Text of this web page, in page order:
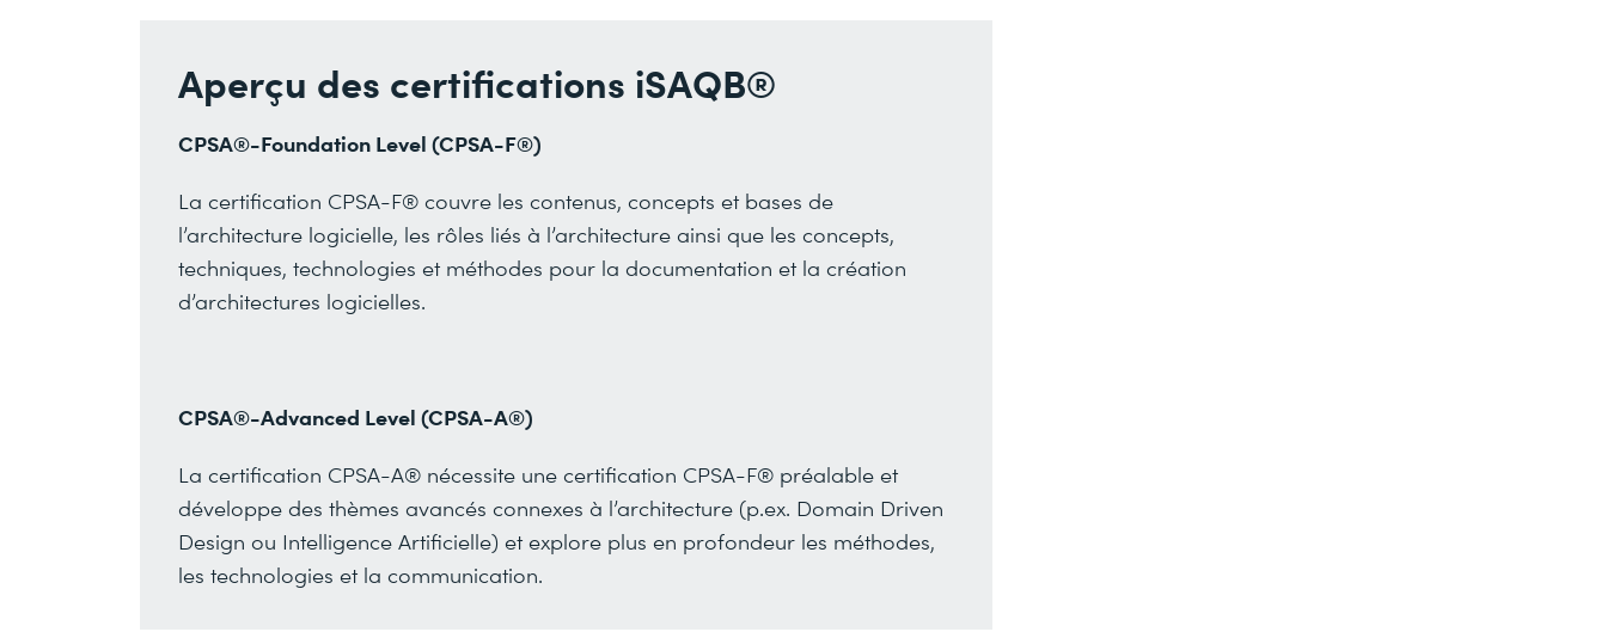
Aperçu des certifications iSAQB®
CPSA®-Foundation Level (CPSA-F®)
La certification CPSA-F® couvre les contenus, concepts et bases de
l’architecture logicielle, les rôles liés à l’architecture ainsi que les concepts,
techniques, technologies et méthodes pour la documentation et la création
d’architectures logicielles.
CPSA®-Advanced Level (CPSA-A®)
La certification CPSA-A® nécessite une certification CPSA-F® préalable et
développe des thèmes avancés connexes à l’architecture (p.ex. Domain Driven
Design ou Intelligence Artificielle) et explore plus en profondeur les méthodes,
les technologies et la communication.